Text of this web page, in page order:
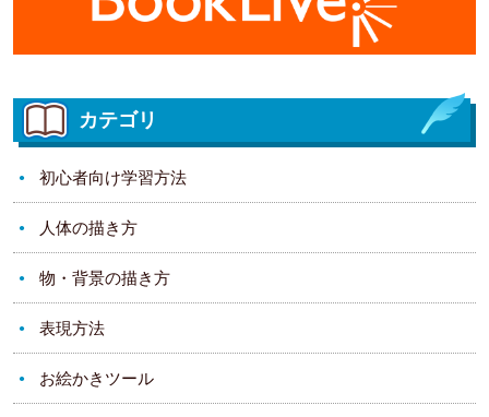
カテゴリ
初心者向け学習方法
人体の描き方
物・背景の描き方
表現方法
お絵かきツール